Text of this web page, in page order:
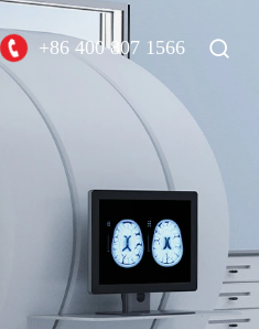
+86 400 807 1566